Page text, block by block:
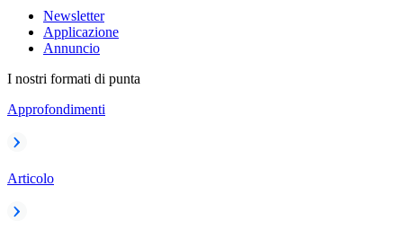
Newsletter
Applicazione
Annuncio
I nostri formati di punta
Approfondimenti
Articolo